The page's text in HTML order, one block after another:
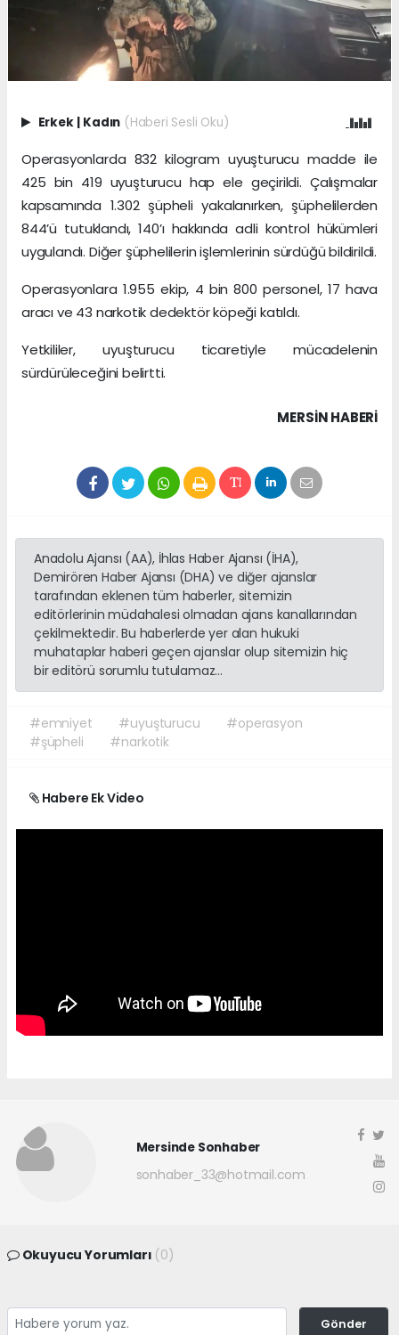
Erkek | Kadın (Haberi Sesli Oku)
Operasyonlarda 832 kilogram uyuşturucu madde ile
425 bin 419 uyuşturucu hap ele geçirildi. Çalışmalar
kapsamında 1.302 şüpheli yakalanırken, şüphelilerden
844’ü tutuklandı, 140’ı hakkında adli kontrol hükümleri
uygulandı. Diğer şüphelilerin işlemlerinin sürdüğü bildirildi.
Operasyonlara 1.955 ekip, 4 bin 800 personel, 17 hava
aracı ve 43 narkotik dedektör köpeği katıldı.
Yetkililer, uyuşturucu ticaretiyle mücadelenin
sürdürüleceğini belirtti.
MERSIN HABERİ
Anadolu Ajansı (AA), İhlas Haber Ajansı (İHA),
Demirören Haber Ajansı (DHA) ve diğer ajanslar
tarafından eklenen tüm haberler, sitemizin
editörlerinin müdahalesi olmadan ajans kanallarından
çekilmektedir. Bu haberlerde yer alan hukuki
muhataplar haberi geçen ajanslar olup sitemizin hiç
bir editörü sorumlu tutulamaz...
#emniyet #uyuşturucu
#operasyon
#şüpheli
#narkotik
Habere Ek Video
Mersinde Sonhaber
sonhaber_33@hotmail.com
Okuyucu Yorumları (0)
Gönder